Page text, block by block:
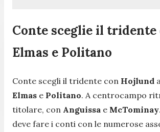
Conte sceglie il tridente
Elmas e Politano
Conte scegli il tridente con Hojlund
Elmas e Politano. A centrocampo
titolare, con Anguissa e McTominay
deve fare i conti con le numerose